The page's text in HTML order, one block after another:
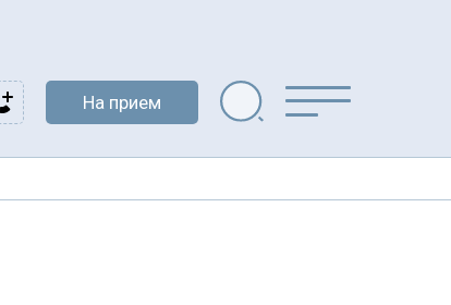
На прием